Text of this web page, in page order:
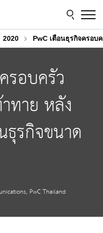
2020 PwC เตือนธุรกิจครอบ
รอบครัว
ทาย หลัง
รกิจขนาด
PwC Thailand